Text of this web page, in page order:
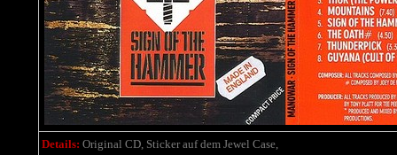
Details: Original CD, Sticker auf dem Jewel Case,